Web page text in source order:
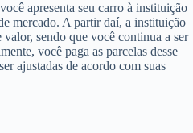
apresenta seu carro à instituição
mercado. A partir daí, a instituição
valor, sendo que você continua a ser
você paga as parcelas desse
ajustadas de acordo com suas